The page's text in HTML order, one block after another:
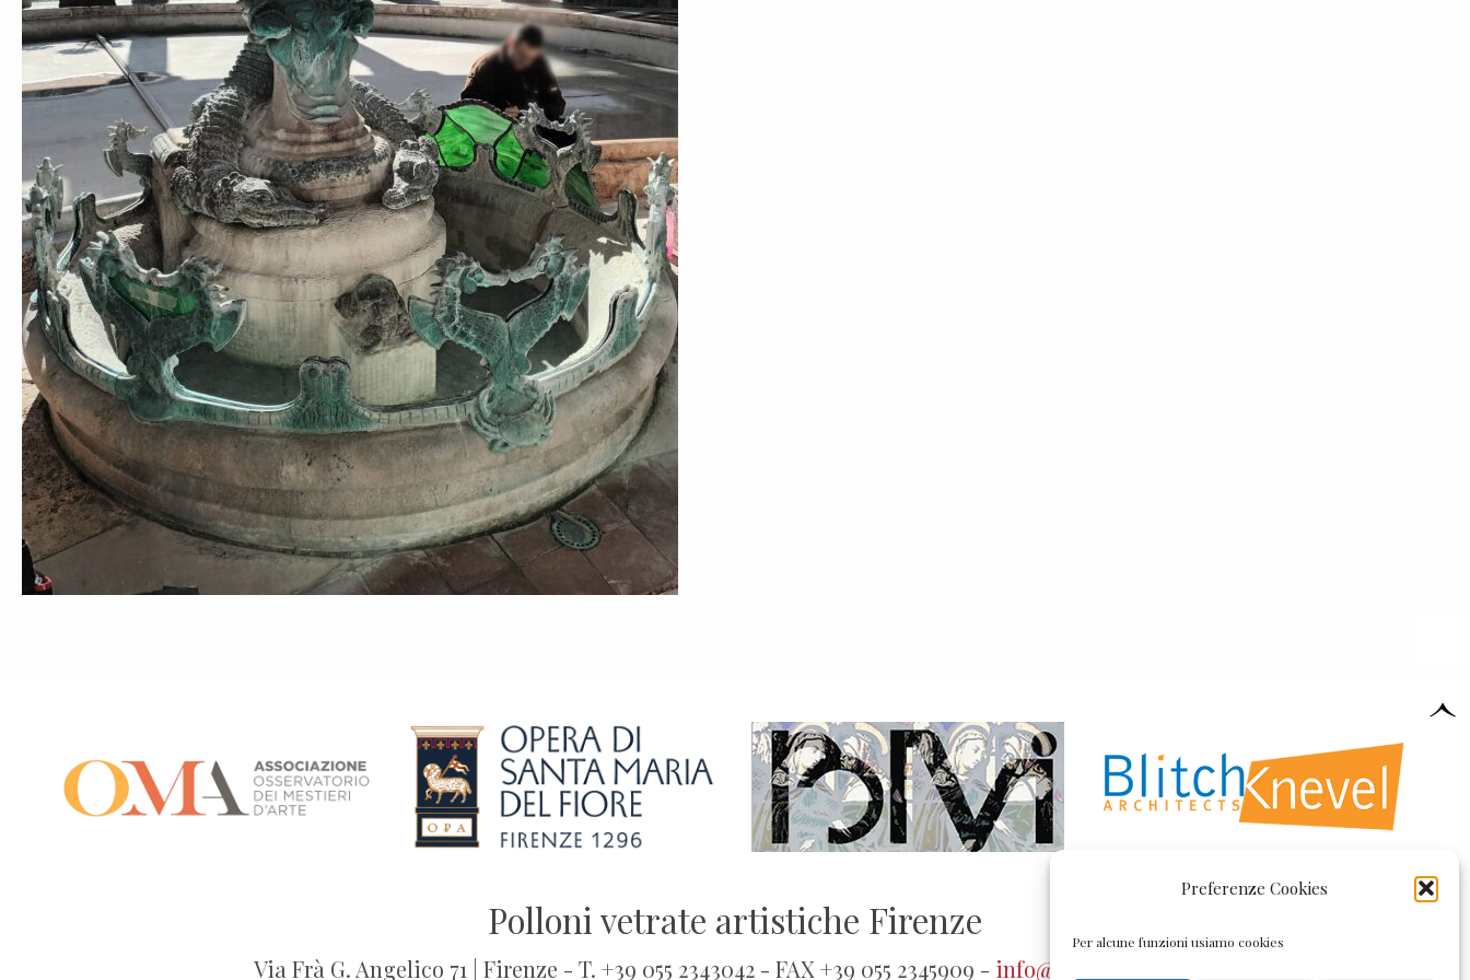
Preferenze Cookies
Per alcune funzioni usiamo cookies
Polloni vetrate artistiche Firenze
Via Frà G. Angelico 71 | Firenze - T. +39 055 2343042 - FAX +39 055 2345909 - info@pollonivetrate.it